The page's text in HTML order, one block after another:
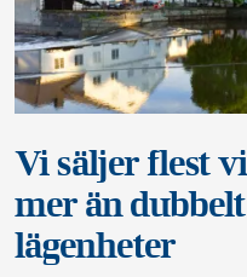
Vi säljer flest
mer än
lägenheter